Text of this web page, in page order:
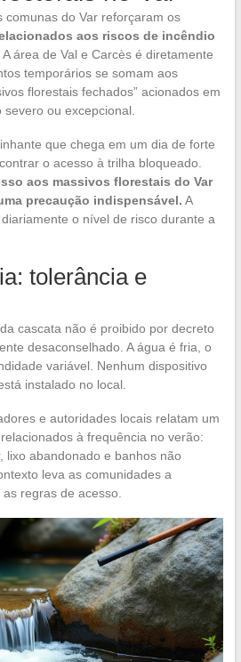
comunas do Var reforçaram os
aos riscos de incêndio
área de Val e Carcès é diretamente
temporários se somam aos
florestais fechados” acionados em
ou excepcional.
que chega em um dia de forte
o acesso à trilha bloqueado.
aos massivos florestais do Var
precaução indispensável. A
o nível de risco durante a
tolerância e
cascata não é proibido por decreto
desaconselhado. A água é fria, o
variável. Nenhum dispositivo
instalado no local.
e autoridades locais relatam um
à frequência no verão:
lixo abandonado e banhos não
leva as comunidades a
regras de acesso.